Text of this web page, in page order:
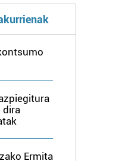
dira
Ermita